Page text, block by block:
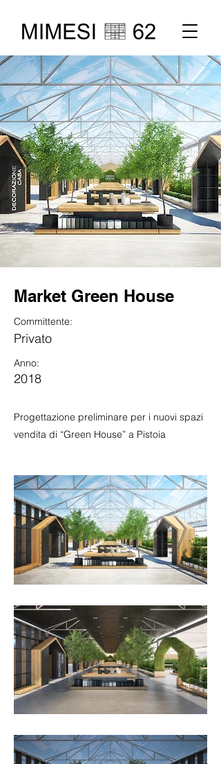
Market Green House
Committente:
Privato
Anno:
2018
Progettazione preliminare per i nuovi spazi
vendita di “Green House” a Pistoia